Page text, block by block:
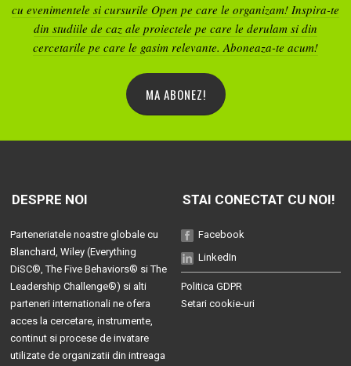
cu evenimentele si cursurile Open pe care le organizam! Inspira-te
din studiile de caz ale proiectele pe care le derulam si din
cercetarile pe care le gasim relevante. Aboneaza-te acum!
MA ABONEZ!
DESPRE NOI
Parteneriatele noastre globale cu
Blanchard, Wiley (Everything
DiSC®,The Five Behaviors® siThe
Leadership Challenge®) si alti
parteneri internationali ne ofera
acces la cercetare, instrumente,
continut si procese de invatare
utilizate de organizatii din intreaga
STAI CONECTAT CU NOI!
Facebook
LinkedIn
Politica GDPR
Setari cookie-uri